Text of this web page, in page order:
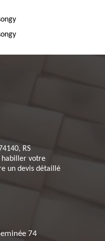
RS
habiller votre
un devis détaillé
74